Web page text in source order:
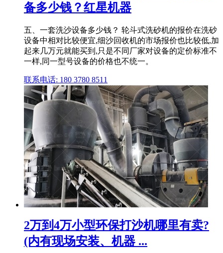
备多少钱？红星机器
五、一套洗沙设备多少钱？ 轮斗式洗砂机的报价在洗砂
设备中相对比较便宜,细沙回收机的市场报价也比较低,加
起来几万元就能买到,只是不同厂家对设备的定价标准不
一样,同一型号设备的价格也不统一。
联系电话: 180 3780 8511
2万到4万小型环保打沙机哪里有卖?
(内有现场安装、机器 ...